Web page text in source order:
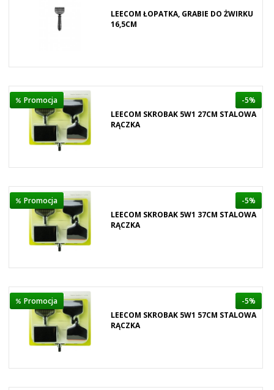
LEECOM ŁOPATKA, GRABIE DO ŻWIRKU
16,5CM
Promocja
-5%
LEECOM SKROBAK 5W1 27CM STALOWA
RĄCZKA
Promocja
-5%
LEECOM SKROBAK 5W1 37CM STALOWA
RĄCZKA
Promocja
-5%
LEECOM SKROBAK 5W1 57CM STALOWA
RĄCZKA